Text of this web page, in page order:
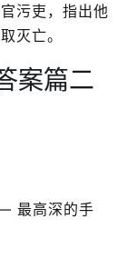
污吏，指出他
灭亡。
案篇二
高深的手